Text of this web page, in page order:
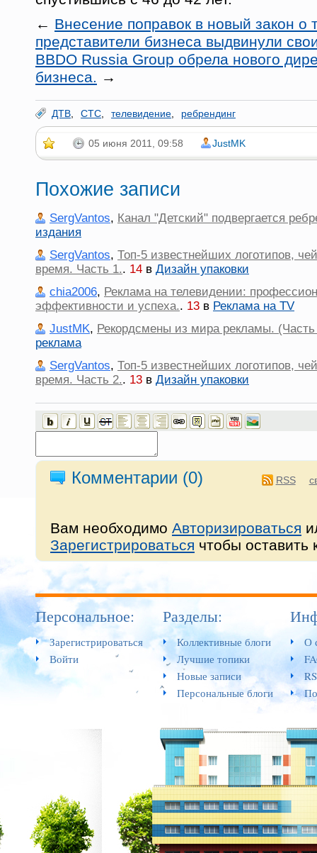
← Внесение поправок в новый закон о
представители бизнеса выдвинули
BBDO Russia Group обрела нового
бизнеса. →
ДТВ СТС телевидение ребрендинг
05 июня 2011, 09:58 JustMK
Похожие записи
SergVantos, Канал "Детский" подвергается
издания
SergVantos, Топ-5 известнейших логотипов,
время. Часть 1.. 14 в Дизайн упаковки
chia2006, Реклама на телевидении:
эффективности и успеха.. 13 в Реклама на TV
JustMK, Рекордсмены из мира рекламы.
реклама
SergVantos, Топ-5 известнейших логотипов,
время. Часть 2.. 13 в Дизайн упаковки
Комментарии (0) RSS
Вам необходимо Авторизироваться
Зарегистрироваться чтобы оставить
Персональное:
Зарегистрироваться
Войти
Разделы:
Коллективные блоги
Лучшие топики
Новые записи
Персональные блоги
О